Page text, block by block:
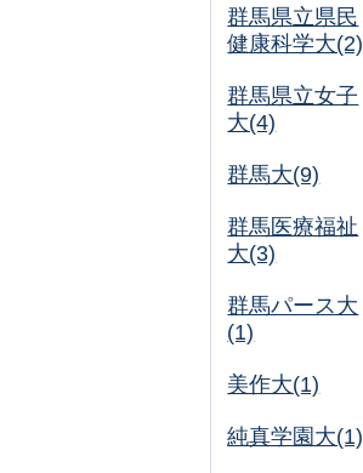
群馬県立県民
健康科学大(2)
群馬県立女子
大(4)
群馬大(9)
群馬医療福祉
大(3)
群馬パース大
(1)
美作大(1)
純真学園大(1)